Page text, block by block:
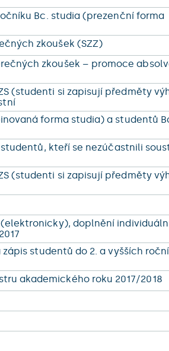
Bc. studia (prezenční forma
zkoušek (SZZ)
zkoušek – promoce
(studenti si zapisují předměty
forma studia) a studentů
kteří se nezúčastnili
(studenti si zapisují předměty
doplnění
studentů do 2. a vyšších
akademického roku 2017/2018